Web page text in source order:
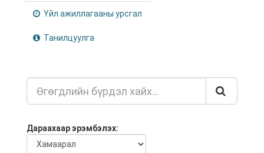
Үйл ажиллагааны урсгал
Танилцуулга
Дараахаар эрэмбэлэх